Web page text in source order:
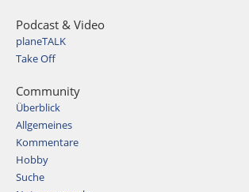
Podcast & Video
planeTALK
Take Off
Community
Überblick
Allgemeines
Kommentare
Hobby
Suche